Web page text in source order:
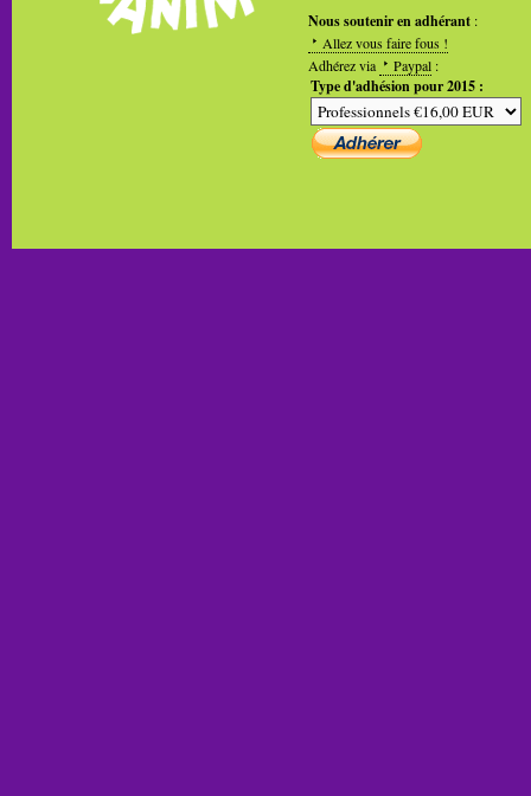
Nous soutenir en adhérant :
Allez vous faire fous !
Adhérez via
Paypal :
Type d'adhésion pour 2015 :